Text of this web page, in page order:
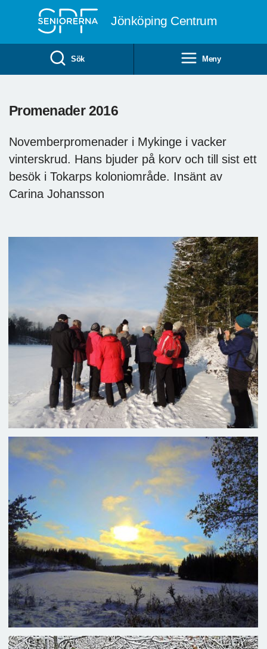
Jönköping Centrum
Sök Meny
Promenader 2016
Novemberpromenader i Mykinge i vacker
vinterskrud. Hans bjuder på korv och till sist ett
besök i Tokarps koloniområde. Insänt av
Carina Johansson